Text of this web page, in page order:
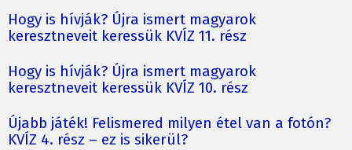
Hogy is hívják? Újra ismert magyarok
keresztneveit keressük KVÍZ 11. rész
Hogy is hívják? Újra ismert magyarok
keresztneveit keressük KVÍZ 10. rész
Újabb játék! Felismered milyen étel van a fotón?
KVÍZ 4. rész – ez is sikerül?